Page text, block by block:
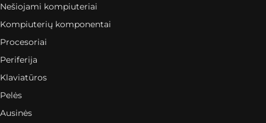
Nešiojami kompiuteriai
Kompiuterių komponentai
Procesoriai
Periferija
Klaviatūros
Pelės
Ausinės